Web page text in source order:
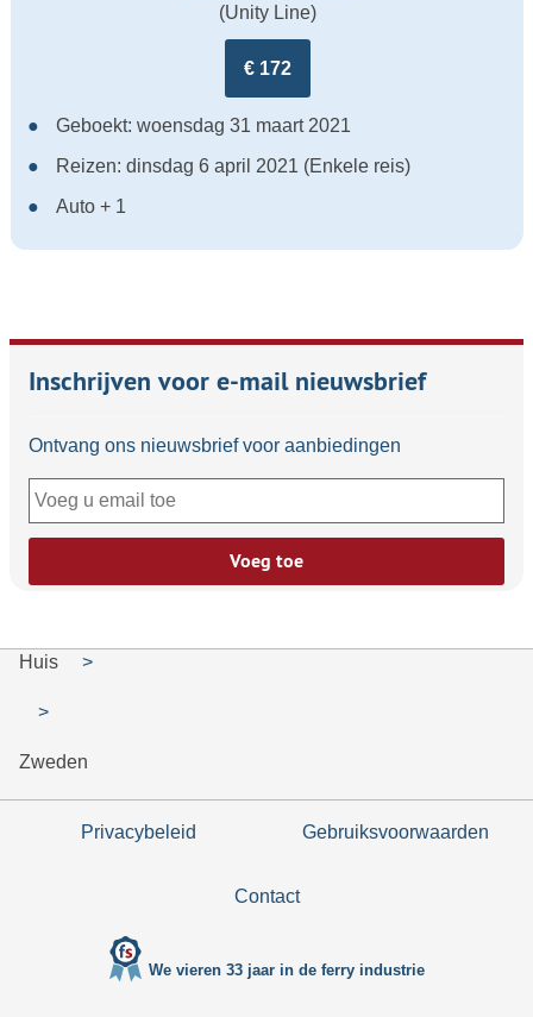
(Unity Line)
€ 172
Geboekt: woensdag 31 maart 2021
Reizen: dinsdag 6 april 2021 (Enkele reis)
Auto + 1
Inschrijven voor e-mail nieuwsbrief
Ontvang ons nieuwsbrief voor aanbiedingen
Voeg toe
Huis
Zweden
Privacybeleid Gebruiksvoorwaarden
Contact
We vieren 33 jaar in de ferry industrie